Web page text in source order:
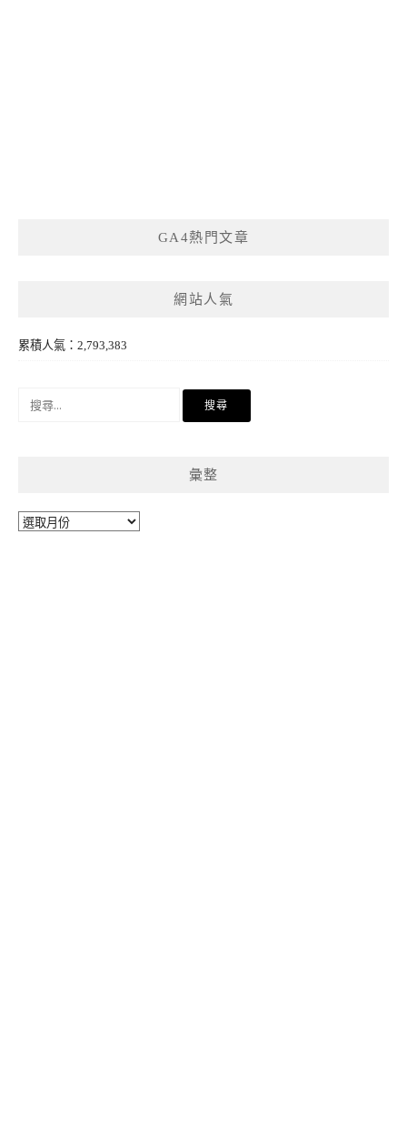
GA4熱門文章
網站人氣
累積人氣：2,793,383
彙整
彙